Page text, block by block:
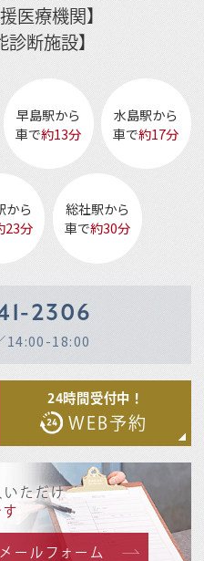
医療機関】
診断施設】
早島駅から
車で約13分
水島駅から
車で約17分
から
23分
総社駅から
車で約30分
2306
14:00-18:00
24時間受付中！
WEB予約
いただけ
ールフォーム